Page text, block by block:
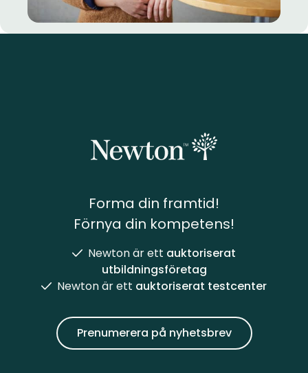
Forma din framtid!
Förnya din kompetens!
Newton är ett auktoriserat
utbildningsföretag
Newton är ett auktoriserat testcenter
Prenumerera på nyhetsbrev